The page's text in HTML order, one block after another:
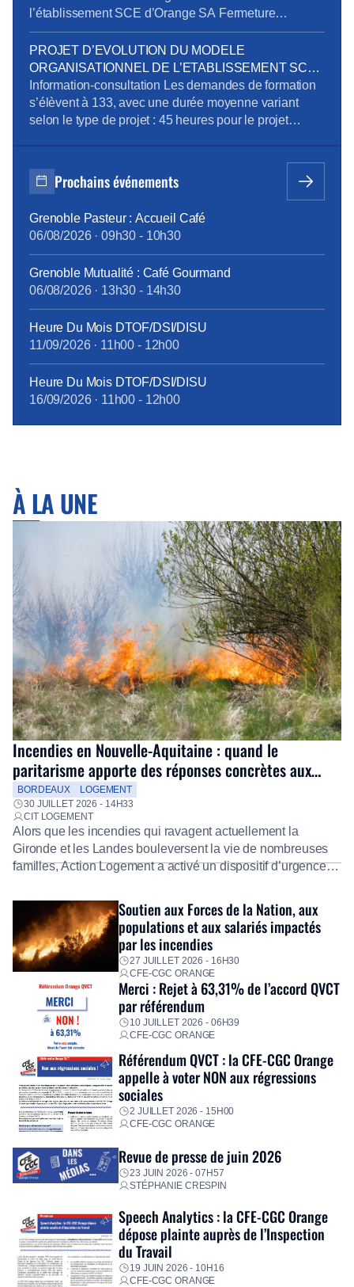
l’établissement SCE d’Orange SA Fermeture
exceptionnelle de certains sites tertiaires dans le
cadre du plan de sobriété énergétique Mandatement
de la CPRPPST : Politique Voyage, Remisage
Véhicule, Situation de la prévention de l’addiction au
sein du groupe Orange Pour télécharger le […]
PROJET D’EVOLUTION DU MODELE
ORGANISATIONNEL DE L’ETABLISSEMENT SCE
D’ORANGE SA
Information-consultation Les demandes de formation
s’élèvent à 133, avec une durée moyenne variant
selon le type de projet : 45 heures pour le projet
présentiel ont été organisés pour aider les volontaires
à développer leurs compétences, avec des
Prochains événements
Grenoble Pasteur : Accueil Café
06/08/2026· 09h30 - 10h30
Grenoble Mutualité : Café Gourmand
06/08/2026· 13h30 - 14h30
Heure Du Mois DTOF/DSI/DISU
11/09/2026· 11h00 - 12h00
Heure Du Mois DTOF/DSI/DISU
16/09/2026· 11h00 - 12h00
À LA UNE
Incendies en Nouvelle-Aquitaine : quand le
paritarisme apporte des réponses concrètes aux
salariés
BORDEAUX
LOGEMENT
30 JUILLET 2026 - 14H33
CIT LOGEMENT
Alors que les incendies qui ravagent actuellement la
Gironde et les Landes bouleversent la vie de nombreuses
familles, Action Logement a activé un dispositif d’urgence
Fidèle à sa mission d’utilité sociale, le Groupe mobilise
immédiatement ses équipes afin de proposer un diagnostic
personnalisé, des aides financières pour faire face aux
premières dépenses, […]
Soutien aux Forces de la Nation, aux
populations et aux salariés impactés
par les incendies
27 JUILLET 2026 - 16H30
CFE-CGC ORANGE
Merci : Rejet à 63,31% de l’accord QVCT
par référendum
10 JUILLET 2026 - 06H39
CFE-CGC ORANGE
Référendum QVCT : la CFE-CGC Orange
appelle à voter NON aux régressions
sociales
2 JUILLET 2026 - 15H00
CFE-CGC ORANGE
Revue de presse de juin 2026
23 JUIN 2026 - 07H57
STÉPHANIE CRESPIN
Speech Analytics : la CFE-CGC Orange
dépose plainte auprès de l’Inspection
du Travail
19 JUIN 2026 - 10H16
CFE-CGC ORANGE